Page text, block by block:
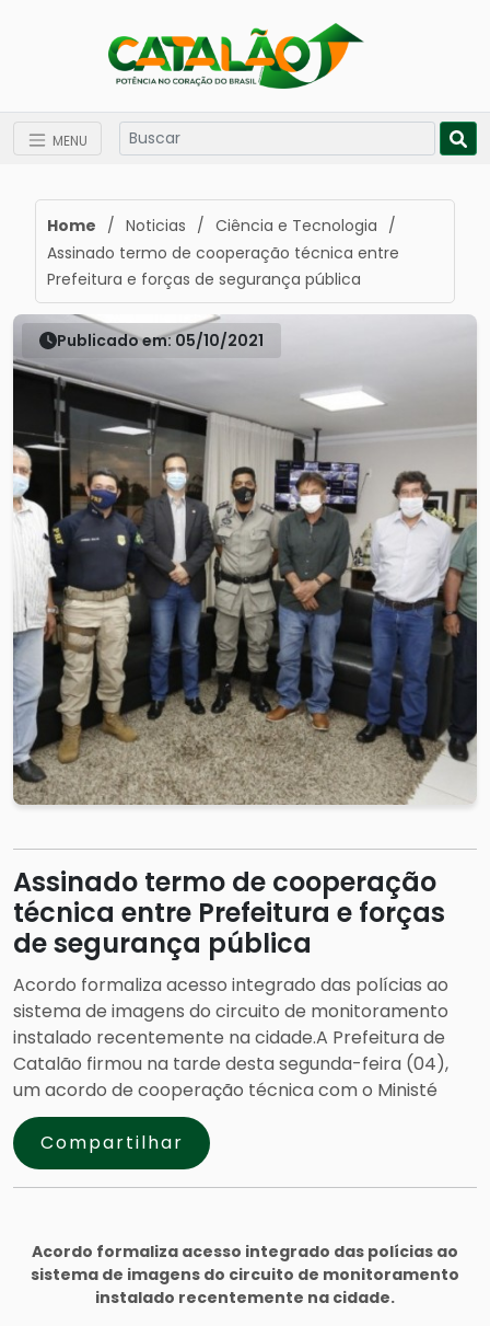
MENU
Home / Noticias / Ciência e Tecnologia /
Assinado termo de cooperação técnica entre
Prefeitura e forças de segurança pública
Publicado em: 05/10/2021
Assinado termo de cooperação
técnica entre Prefeitura e forças
de segurança pública
Acordo formaliza acesso integrado das polícias ao
sistema de imagens do circuito de monitoramento
instalado recentemente na cidade.A Prefeitura de
Catalão firmou na tarde desta segunda-feira (04),
um acordo de cooperação técnica com o Ministé
Compartilhar
Acordo formaliza acesso integrado das polícias ao
sistema de imagens do circuito de monitoramento
instalado recentemente na cidade.